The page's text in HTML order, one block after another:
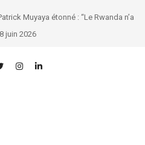
: “Le Rwanda n’a pas l’or, mais
une raffinerie d’or !”
juin 2026